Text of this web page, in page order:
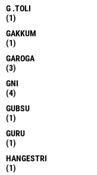
G .TOLI
(1)
GAKKUM
(1)
GAROGA
(3)
GNI
(4)
GUBSU
(1)
GURU
(1)
HANGESTRI
(1)